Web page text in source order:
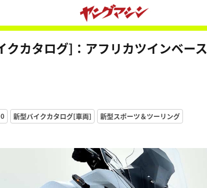
カタログ]：アフリカツインベース
新型バイクカタログ[車両] 新型スポーツ＆ツーリング